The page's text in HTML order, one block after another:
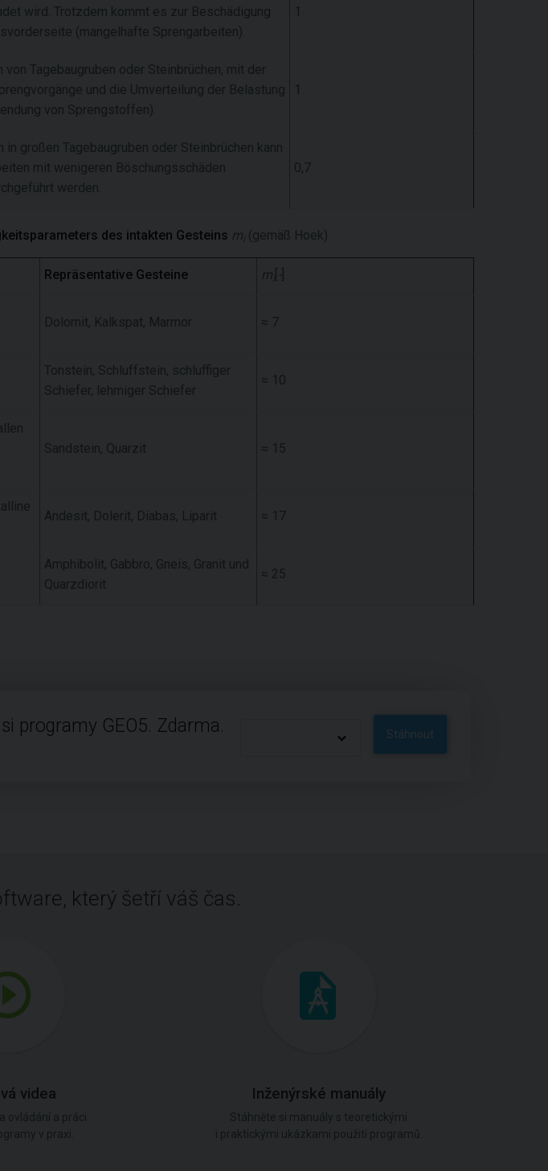
wird. Trotzdem kommt es zur Beschädigung
(mangelhafte Sprengarbeiten).
1
Tagebaugruben oder Steinbrüchen, mit der
und die Umverteilung der Belastung
von Sprengstoffen).
1
großen Tagebaugruben oder Steinbrüchen kann
mit wenigeren Böschungsschäden
werden.
0,7
des intakten Gesteins mi (gemäß Hoek)
Repräsentative Gesteine m
Dolomit, Kalkspat, Marmor ≈ 7
Tonstein, Schluffstein, schluffiger
Schiefer, lehmiger Schiefer
≈ 10
Sandstein, Quarzit ≈ 15
Andesit, Dolerit, Diabas, Liparit ≈ 17
Amphibolit, Gabbro, Gneis, Granit und
Quarzdiorit
≈ 25
programy GEO5. Zdarma. Stáhnout
který šetří váš čas.
videa Inženýrské manuály